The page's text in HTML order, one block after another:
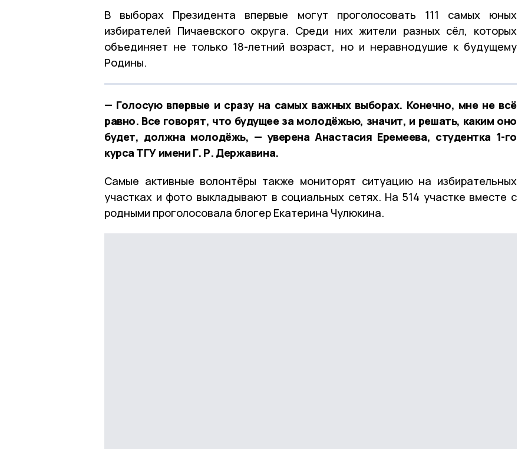
В выборах Президента впервые могут проголосовать 111 самых юных
избирателей Пичаевского округа. Среди них жители разных сёл, которых
объединяет не только 18-летний возраст, но и неравнодушие к будущему
Родины.
— Голосую впервые и сразу на самых важных выборах. Конечно, мне не всё
равно. Все говорят, что будущее за молодёжью, значит, и решать, каким оно
будет, должна молодёжь, — уверена Анастасия Еремеева, студентка 1-го
курса ТГУ имени Г. Р. Державина.
Самые активные волонтёры также мониторят ситуацию на избирательных
участках и фото выкладывают в социальных сетях. На 514 участке вместе с
родными проголосовала блогер Екатерина Чулюкина.